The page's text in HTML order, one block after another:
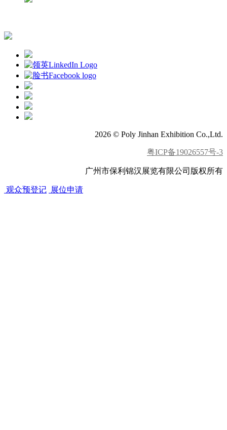
2026 © Poly Jinhan Exhibition Co.,Ltd.
粤ICP备19026557号-3
广州市保利锦汉展览有限公司版权所有
观众预登记 展位申请